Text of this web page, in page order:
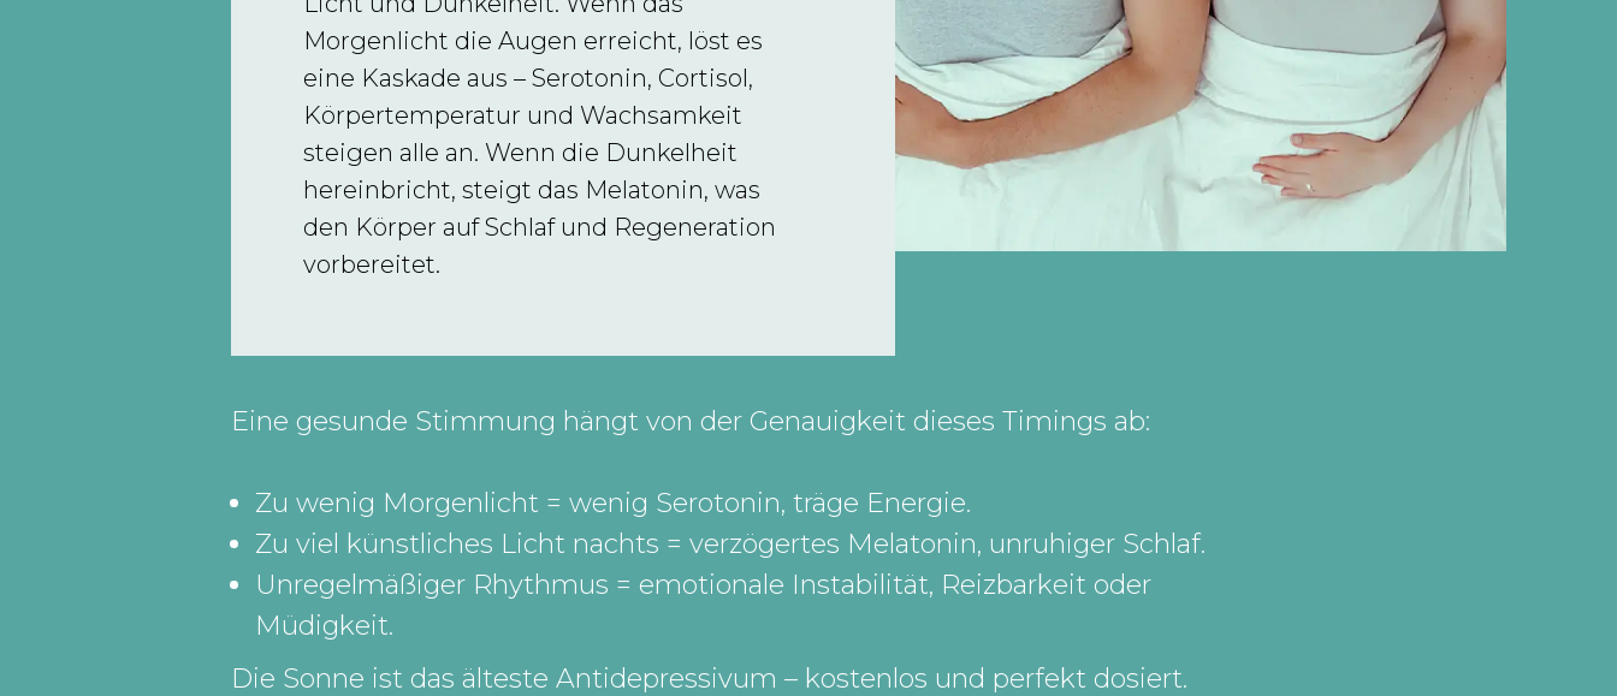
Morgenlicht die Augen erreicht, löst es
eine Kaskade aus – Serotonin, Cortisol,
Körpertemperatur und Wachsamkeit
steigen alle an. Wenn die Dunkelheit
hereinbricht, steigt das Melatonin, was
den Körper auf Schlaf und Regeneration
vorbereitet.
Eine gesunde Stimmung hängt von der Genauigkeit dieses Timings ab:
Zu wenig Morgenlicht = wenig Serotonin, träge Energie.
Zu viel künstliches Licht nachts = verzögertes Melatonin, unruhiger Schlaf.
Unregelmäßiger Rhythmus = emotionale Instabilität, Reizbarkeit oder
Müdigkeit.
Die Sonne ist das älteste Antidepressivum – kostenlos und perfekt dosiert.